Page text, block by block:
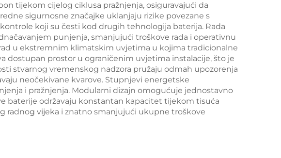
tijekom cijelog ciklusa pražnjenja, osiguravajući da
sigurnosne značajke uklanjaju rizike povezane s
koji su česti kod drugih tehnologija baterija. Rada
punjenja, smanjujući troškove rada i operativnu
u ekstremnim klimatskim uvjetima u kojima tradicionalne
dostupan prostor u ograničenim uvjetima instalacije, što je
stvarnog vremenskog nadzora pružaju odmah upozorenja
neočekivane kvarove. Stupnjevi energetske
i pražnjenja. Modularni dizajn omogućuje jednostavno
baterije održavaju konstantan kapacitet tijekom tisuća
radnog vijeka i znatno smanjujući ukupne troškove